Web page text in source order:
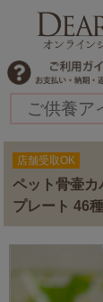
店舗受取OK
ペット骨壷カ
プレート 46